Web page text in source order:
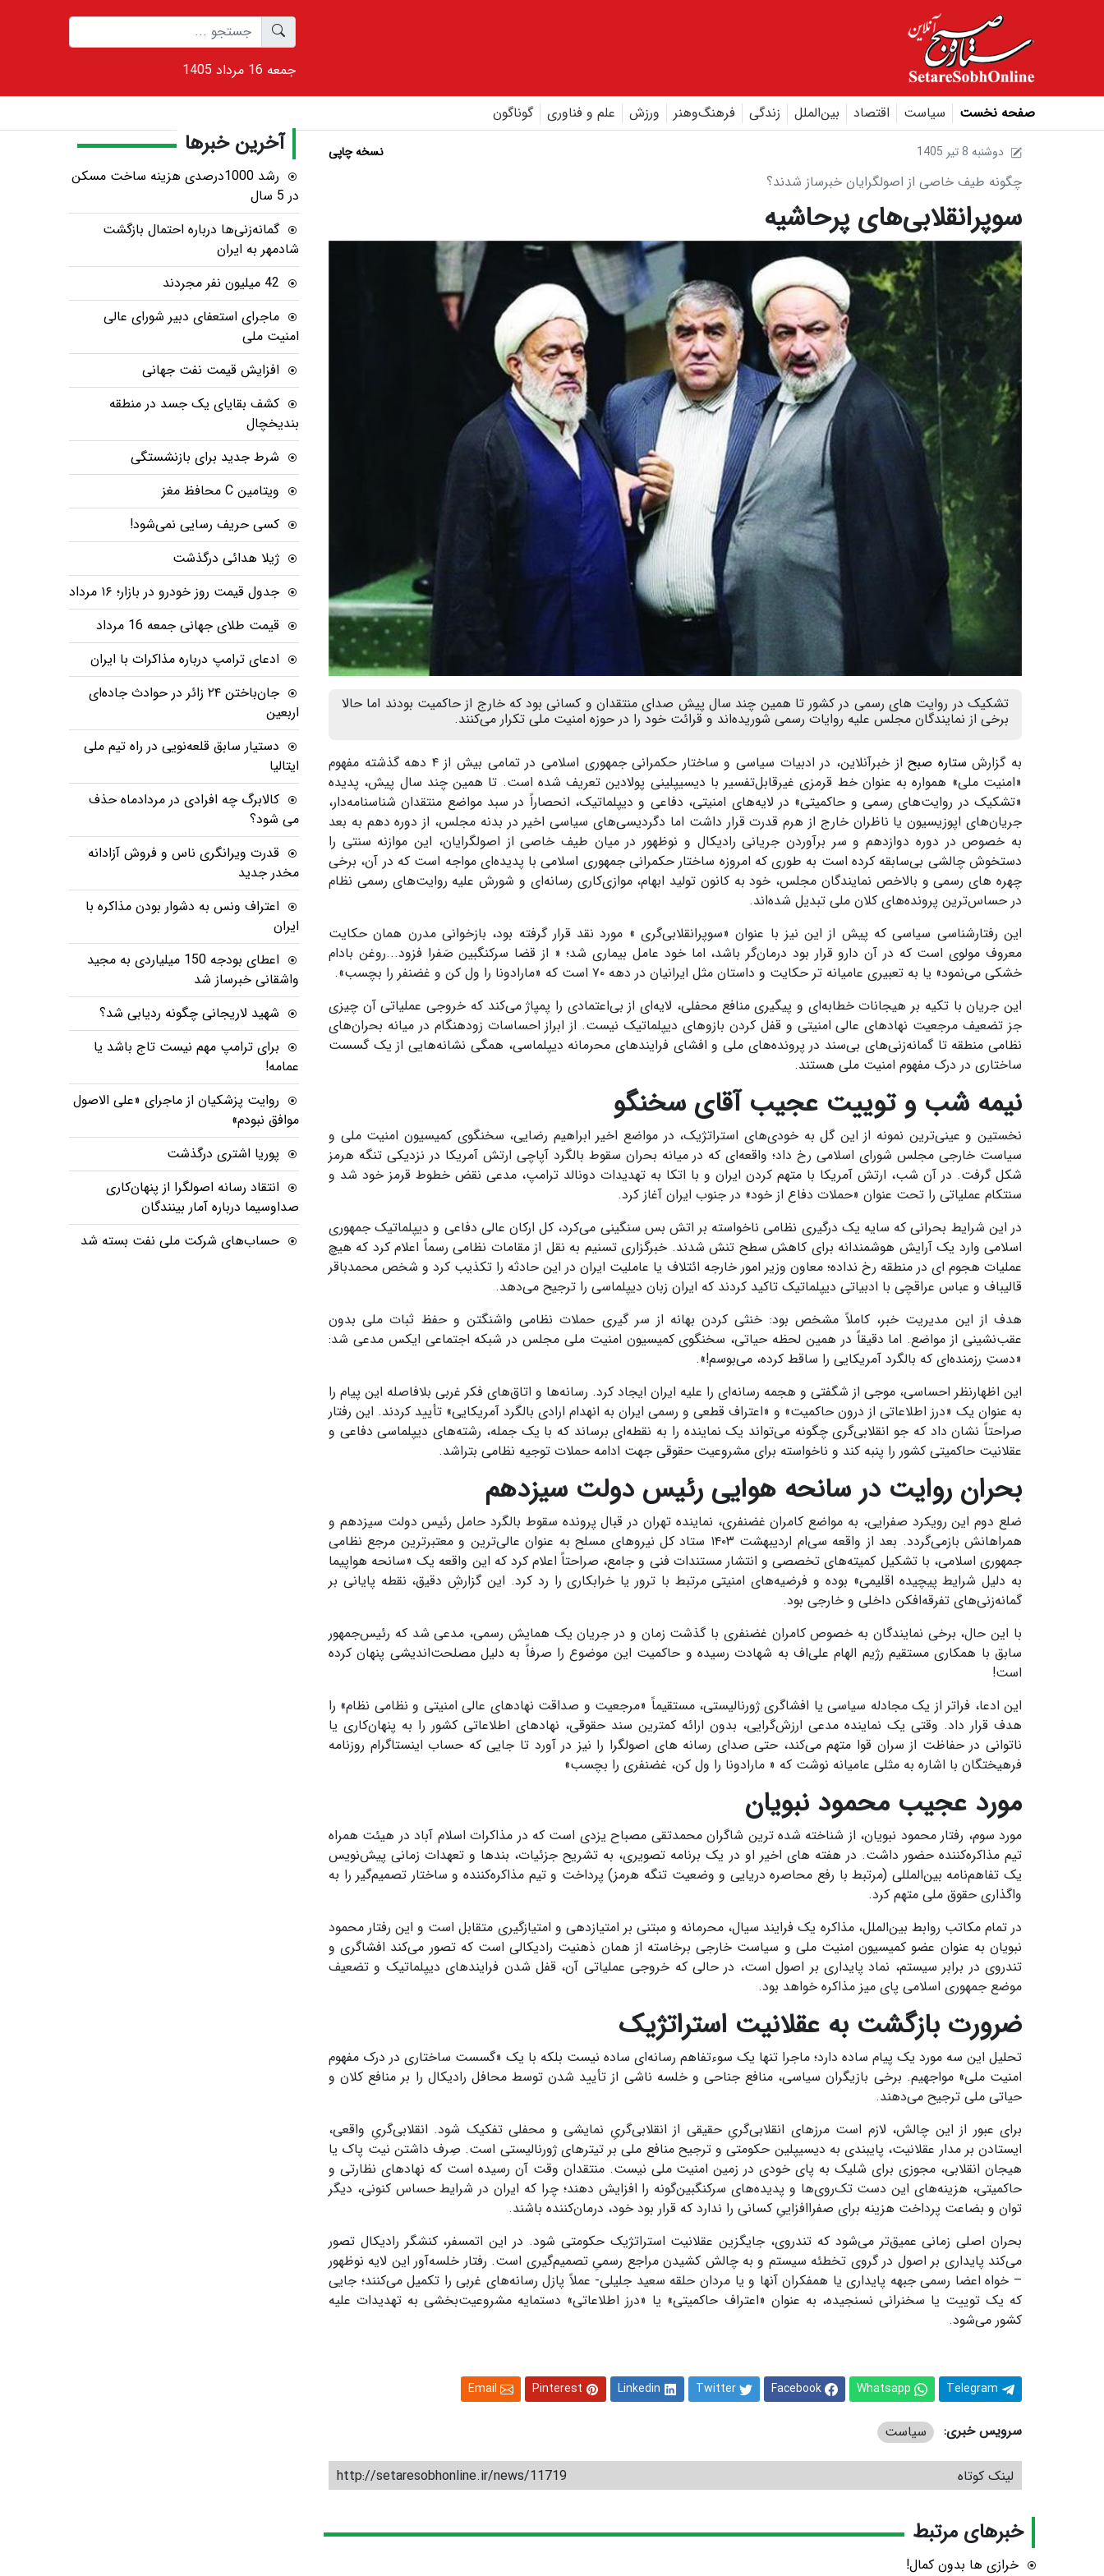
1405 جمعه 16 مرداد
صفحه نخست سیاست اقتصاد بین‌الملل زندگی فرهنگ‌و‌هنر ورزش علم و فناوری گوناگون
1405 دوشنبه 8 تير نسخه چاپی
چگونه طیف خاصی از اصولگرایان خبرساز شدند؟
سوپرانقلابی‌های پرحاشیه
تشکیک در روایت های رسمی در کشور تا همین چند سال پیش صدای منتقدان و کسانی بود که خارج از حاکمیت بودند اما حالا
برخی از نمایندگان مجلس علیه روایات رسمی شوریده‌اند و قرائت خود را در حوزه امنیت ملی تکرار می‌کنند.
به گزارش ستاره صبح
از خبرآنلاین، در ادبیات سیاسی و ساختار حکمرانی جمهوری اسلامی در تمامی بیش از ۴ دهه گذشته مفهوم
«امنیت ملی» همواره به عنوان خط قرمزی غیرقابل‌تفسیر با دیسیپلینی پولادین تعریف شده است. تا همین چند سال پیش، پدیده
«تشکیک در روایت‌های رسمی و حاکمیتی» در لایه‌های امنیتی، دفاعی و دیپلماتیک، انحصاراً در سبد مواضع منتقدان شناسنامه‌دار،
جریان‌های اپوزیسیون یا ناظران خارج از هرم قدرت قرار داشت اما دگردیسی‌های سیاسی اخیر در بدنه مجلس، از دوره دهم به بعد
به خصوص در دوره دوازدهم و سر برآوردن جریانی رادیکال و نوظهور در میان طیف خاصی از اصولگرایان، این موازنه سنتی را
دستخوش چالشی بی‌سابقه کرده است به طوری که امروزه ساختار حکمرانی جمهوری اسلامی با پدیده‌ای مواجه است که در آن، برخی
چهره های رسمی و بالاخص نمایندگان مجلس، خود به کانون تولید ابهام، موازی‌کاری رسانه‌ای و شورش علیه روایت‌های رسمی نظام
در حساس‌ترین پرونده‌های کلان ملی تبدیل شده‌اند.
این رفتارشناسی سیاسی که پیش از این نیز با عنوان «سوپرانقلابی‌گری » مورد نقد قرار گرفته بود، بازخوانی مدرن همان حکایت
معروف مولوی است که در آن دارو قرار بود درمان‌گر باشد، اما خود عامل بیماری شد؛ « از قضا سرکنگبین صَفرا فزود...روغن بادام
خشکی می‌نمود» یا به تعبیری عامیانه تر حکایت و داستان مثل ایرانیان در دهه ۷۰ است که «مارادونا را ول کن و غضنفر را بچسب».
این جریان با تکیه بر هیجانات خطابه‌ای و پیگیری منافع محفلی، لایه‌ای از بی‌اعتمادی را پمپاژ می‌کند که خروجی عملیاتی آن چیزی
جز تضعیف مرجعیت نهادهای عالی امنیتی و قفل کردن بازوهای دیپلماتیک نیست. از ابراز احساسات زودهنگام در میانه بحران‌های
نظامی منطقه تا گمانه‌زنی‌های بی‌سند در پرونده‌های ملی و افشای فرایندهای محرمانه دیپلماسی، همگی نشانه‌هایی از یک گسست
ساختاری در درک مفهوم امنیت ملی هستند.
نیمه شب و توییت عجیب آقای سخنگو
نخستین و عینی‌ترین نمونه از این گل به خودی‌های استراتژیک، در مواضع اخیر ابراهیم رضایی، سخنگوی کمیسیون امنیت ملی و
سیاست خارجی مجلس شورای اسلامی رخ داد؛ واقعه‌ای که در میانه بحران سقوط بالگرد آپاچی ارتش آمریکا در نزدیکی تنگه هرمز
شکل گرفت. در آن شب، ارتش آمریکا با متهم کردن ایران و با اتکا به تهدیدات دونالد ترامپ، مدعی نقض خطوط قرمز خود شد و
سنتکام عملیاتی را تحت عنوان «حملات دفاع از خود» در جنوب ایران آغاز کرد.
در این شرایط بحرانی که سایه یک درگیری نظامی ناخواسته بر اتش بس سنگینی می‌کرد، کل ارکان عالی دفاعی و دیپلماتیک جمهوری
اسلامی وارد یک آرایش هوشمندانه برای کاهش سطح تنش شدند. خبرگزاری تسنیم به نقل از مقامات نظامی رسماً اعلام کرد که هیچ
عملیات هجوم ای در منطقه رخ نداده؛ معاون وزیر امور خارجه ائتلاف یا عاملیت ایران در این حادثه را تکذیب کرد و شخص محمدباقر
قالیباف و عباس عراقچی با ادبیاتی دیپلماتیک تاکید کردند که ایران زبان دیپلماسی را ترجیح می‌دهد.
هدف از این مدیریت خبر، کاملاً مشخص بود: خنثی کردن بهانه از سر گیری حملات نظامی واشنگتن و حفظ ثبات ملی بدون
عقب‌نشینی از مواضع. اما دقیقاً در همین لحظه حیاتی، سخنگوی کمیسیون امنیت ملی مجلس در شبکه اجتماعی ایکس مدعی شد:
«دستِ رزمنده‌ای که بالگرد آمریکایی را ساقط کرده، می‌بوسم!».
این اظهارنظر احساسی، موجی از شگفتی و هجمه رسانه‌ای را علیه ایران ایجاد کرد. رسانه‌ها و اتاق‌های فکر غربی بلافاصله این پیام را
به عنوان یک «درز اطلاعاتی از درون حاکمیت» و «اعتراف قطعی و رسمی ایران به انهدام ارادی بالگرد آمریکایی» تأیید کردند. این رفتار
صراحتاً نشان داد که جو انقلابی‌گری چگونه می‌تواند یک نماینده را به نقطه‌ای برساند که با یک جمله، رشته‌های دیپلماسی دفاعی و
عقلانیت حاکمیتی کشور را پنبه کند و ناخواسته برای مشروعیت حقوقی جهت ادامه حملات توجیه نظامی بتراشد.
بحران روایت در سانحه هوایی رئیس دولت سیزدهم
ضلع دوم این رویکرد صفرایی، به مواضع کامران غضنفری، نماینده تهران در قبال پرونده سقوط بالگرد حامل رئیس دولت سیزدهم و
همراهانش بازمی‌گردد. بعد از واقعه سی‌ام اردیبهشت ۱۴۰۳ ستاد کل نیروهای مسلح به عنوان عالی‌ترین و معتبرترین مرجع نظامی
جمهوری اسلامی، با تشکیل کمیته‌های تخصصی و انتشار مستندات فنی و جامع، صراحتاً اعلام کرد که این واقعه یک «سانحه هواپیما
به دلیل شرایط پیچیده اقلیمی» بوده و فرضیه‌های امنیتی مرتبط با ترور یا خرابکاری را رد کرد. این گزارشِ دقیق، نقطه پایانی بر
گمانه‌زنی‌های تفرقه‌افکن داخلی و خارجی بود.
با این حال، برخی نمایندگان به خصوص کامران غضنفری با گذشت زمان و در جریان یک همایش رسمی، مدعی شد که رئیس‌جمهور
سابق با همکاری مستقیم رژیم الهام علی‌اف به شهادت رسیده و حاکمیت این موضوع را صرفاً به دلیل مصلحت‌اندیشی پنهان کرده
است!
این ادعا، فراتر از یک مجادله سیاسی یا افشاگری ژورنالیستی، مستقیماً «مرجعیت و صداقت نهادهای عالی امنیتی و نظامی نظام» را
هدف قرار داد. وقتی یک نماینده مدعی ارزش‌گرایی، بدون ارائه کمترین سند حقوقی، نهادهای اطلاعاتی کشور را به پنهان‌کاری یا
ناتوانی در حفاظت از سران قوا متهم می‌کند، حتی صدای رسانه های اصولگرا را نیز در آورد تا جایی که حساب اینستاگرام روزنامه
فرهیختگان با اشاره به مثلی عامیانه نوشت که « مارادونا را ول کن، غضنفری را بچسب»
مورد عجیب محمود نبویان
مورد سوم، رفتار محمود نبویان، از شناخته شده ترین شاگران محمدتقی مصباح یزدی است که در مذاکرات اسلام آباد در هیئت همراه
تیم مذاکره‌کننده حضور داشت. در هفته های اخیر او در یک برنامه تصویری، به تشریح جزئیات، بندها و تعهدات زمانی پیش‌نویس
یک تفاهم‌نامه بین‌المللی (مرتبط با رفع محاصره دریایی و وضعیت تنگه هرمز) پرداخت و تیم مذاکره‌کننده و ساختار تصمیم‌گیر را به
واگذاری حقوق ملی متهم کرد.
در تمام مکاتب روابط بین‌الملل، مذاکره یک فرایند سیال، محرمانه و مبتنی بر امتیازدهی و امتیازگیری متقابل است و این رفتار محمود
نبویان به عنوان عضو کمیسیون امنیت ملی و سیاست خارجی برخاسته از همان ذهنیت رادیکالی است که تصور می‌کند افشاگری و
تندروی در برابر سیستم، نماد پایداری بر اصول است، در حالی که خروجی عملیاتی آن، قفل شدن فرایندهای دیپلماتیک و تضعیف
موضع جمهوری اسلامی پای میز مذاکره خواهد بود.
ضرورت بازگشت به عقلانیت استراتژیک
تحلیل این سه مورد یک پیام ساده دارد؛ ماجرا تنها یک سوءتفاهم رسانه‌ای ساده نیست بلکه با یک «گسست ساختاری در درک مفهوم
امنیت ملی» مواجهیم. برخی بازیگران سیاسی، منافع جناحی و خلسه ناشی از تأیید شدن توسط محافل رادیکال را بر منافع کلان و
حیاتی ملی ترجیح می‌دهند.
برای عبور از این چالش، لازم است مرزهای انقلابی‌گریِ حقیقی از انقلابی‌گریِ نمایشی و محفلی تفکیک شود. انقلابی‌گریِ واقعی،
ایستادن بر مدار عقلانیت، پایبندی به دیسیپلین حکومتی و ترجیح منافع ملی بر تیترهای ژورنالیستی است. صِرف داشتن نیت پاک یا
هیجان انقلابی، مجوزی برای شلیک به پای خودی در زمین امنیت ملی نیست. منتقدان وقت آن رسیده است که نهادهای نظارتی و
حاکمیتی، هزینه‌های این دست تک‌روی‌ها و پدیده‌های سرکنگبین‌گونه را افزایش دهند؛ چرا که ایران در شرایط حساس کنونی، دیگر
توان و بضاعت پرداخت هزینه برای صفراافزاییِ کسانی را ندارد که قرار بود خود، درمان‌کننده باشند.
بحران اصلی زمانی عمیق‌تر می‌شود که تندروی، جایگزین عقلانیت استراتژیک حکومتی شود. در این اتمسفر، کنشگر رادیکال تصور
می‌کند پایداری بر اصول در گروی تخطئه سیستم و به چالش کشیدن مراجع رسمیِ تصمیم‌گیری است. رفتار خلسه‌آور این لایه نوظهور
– خواه اعضا رسمی جبهه پایداری یا همفکران آنها و یا مردان حلقه سعید جلیلی- عملاً پازل رسانه‌های غربی را تکمیل می‌کنند؛ جایی
که یک توییت یا سخنرانی نسنجیده، به عنوان «اعتراف حاکمیتی» یا «درز اطلاعاتی» دستمایه مشروعیت‌بخشی به تهدیدات علیه
کشور می‌شود.
Telegram
Whatsapp
Facebook
Twitter
Linkedin
Pinterest
Email
سرویس خبری: سیاست
لینک کوتاه http://setaresobhonline.ir/news/11719
خبرهای مرتبط
خرازی ها بدون کمال!
آخرین خبرها
رشد 1000درصدی هزینه ساخت مسکن
در 5 سال
گمانه‌زنی‌ها درباره احتمال بازگشت
شادمهر به ایران
42 میلیون نفر مجردند
ماجرای استعفای دبیر شورای عالی
امنیت ملی
افزایش قیمت نفت جهانی
کشف بقایای یک جسد در منطقه
بندیخچال
شرط جدید برای بازنشستگی
ویتامین C محافظ مغز
کسی حریف رسایی نمی‌شود!
ژیلا هدائی درگذشت
جدول قیمت روز خودرو در بازار؛ ۱۶ مرداد
قیمت طلای جهانی جمعه 16 مرداد
ادعای ترامپ درباره مذاکرات با ایران
جان‌باختن ۲۴ زائر در حوادث جاده‌ای
اربعین
دستیار سابق قلعه‌نویی در راه تیم ملی
ایتالیا
کالابرگ چه افرادی در مردادماه حذف
می شود؟
قدرت ویرانگری ناس و فروش آزادانه
مخدر جدید
اعتراف ونس به دشوار بودن مذاکره با
ایران
اعطای بودجه 150 میلیاردی به مجید
واشقانی خبرساز شد
شهید لاریجانی چگونه ردیابی شد؟
برای ترامپ مهم نیست تاج باشد یا
عمامه!
روایت پزشکیان از ماجرای «علی الاصول
موافق نبودم»
پوریا اشتری درگذشت
انتقاد رسانه اصولگرا از پنهان‌کاری
صداوسیما درباره آمار بینندگان
حساب‌های شرکت ملی نفت بسته شد